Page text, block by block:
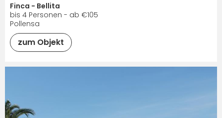
Finca - Bellita
bis 4 Personen - ab €105
Pollensa
zum Objekt